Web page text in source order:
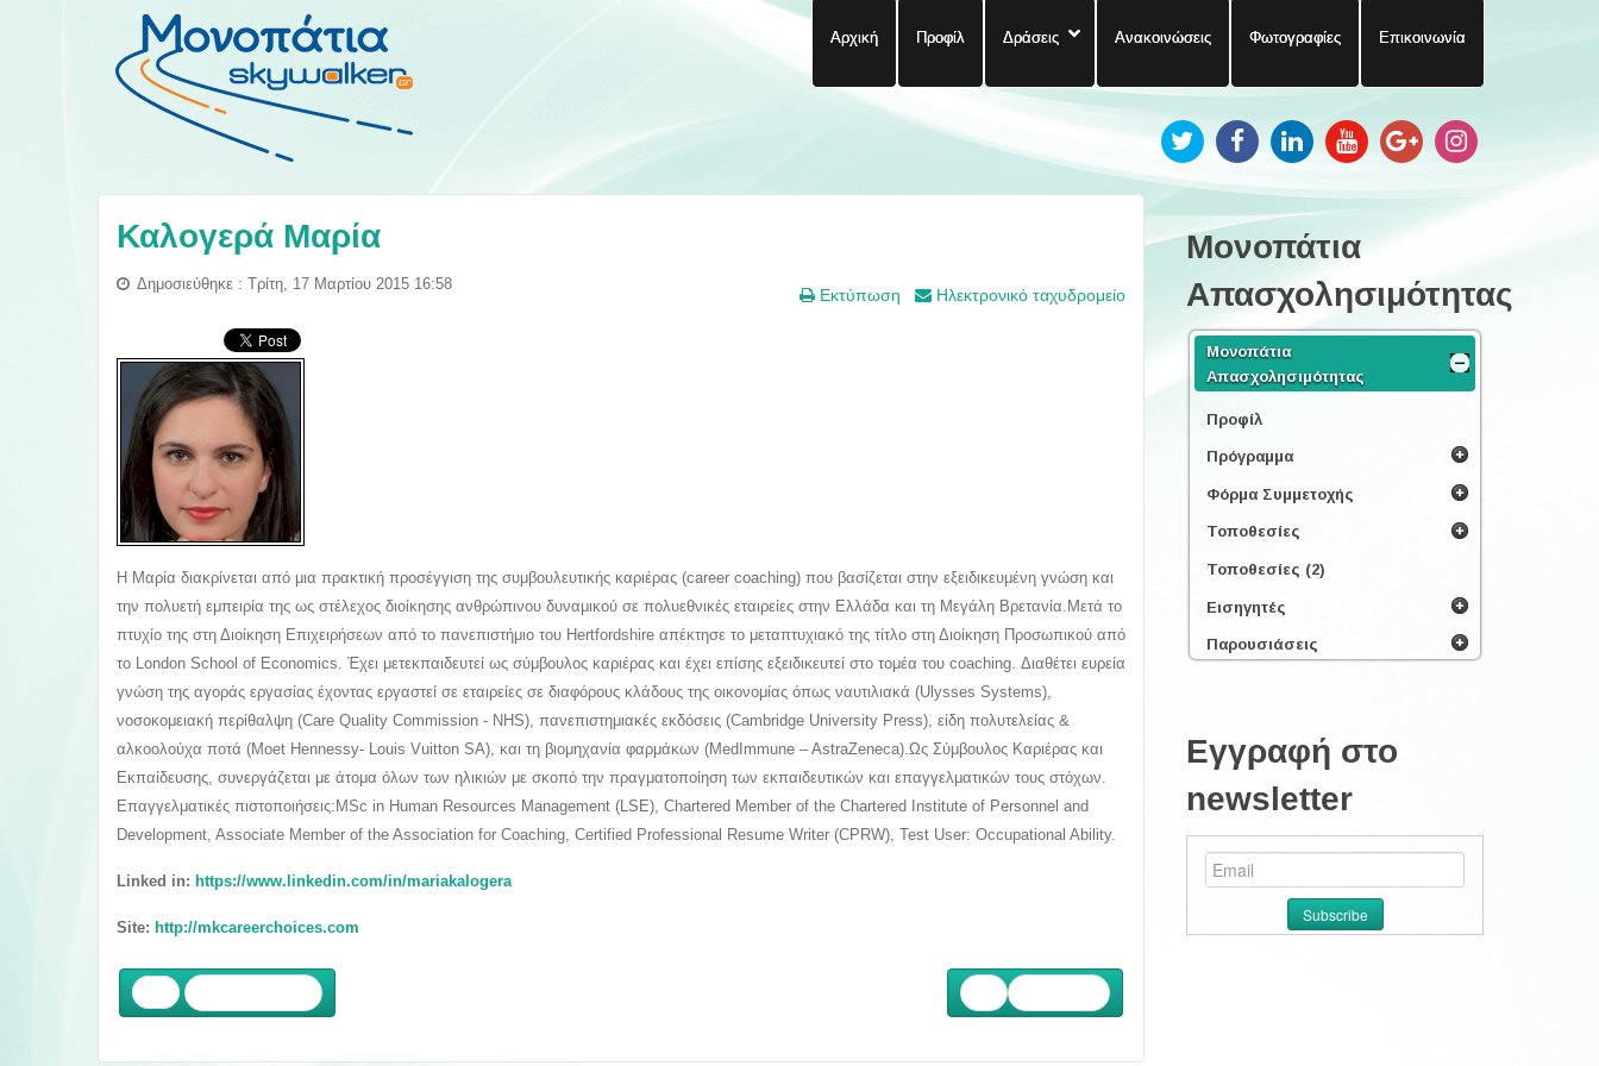
Αρχική Προφίλ Δράσεις Ανακοινώσεις Φωτογραφίες Επικοινωνία
Καλογερά Μαρία
Εκτύπωση Ηλεκτρονικό ταχυδρομείο
Δημοσιεύθηκε : Τρίτη, 17 Μαρτίου 2015 16:58
Η Μαρία διακρίνεται από μια πρακτική προσέγγιση της συμβουλευτικής καριέρας (career coaching) που βασίζεται στην εξειδικευμένη γνώση και
την πολυετή εμπειρία της ως στέλεχος διοίκησης ανθρώπινου δυναμικού σε πολυεθνικές εταιρείες στην Ελλάδα και τη Μεγάλη Βρετανία.Μετά το
πτυχίο της στη Διοίκηση Επιχειρήσεων από το πανεπιστήμιο του Hertfordshire απέκτησε το μεταπτυχιακό της τίτλο στη Διοίκηση Προσωπικού από
το London School of Economics. Έχει μετεκπαιδευτεί ως σύμβουλος καριέρας και έχει επίσης εξειδικευτεί στο τομέα του coaching. Διαθέτει ευρεία
γνώση της αγοράς εργασίας έχοντας εργαστεί σε εταιρείες σε διαφόρους κλάδους της οικονομίας όπως ναυτιλιακά (Ulysses Systems),
νοσοκομειακή περίθαλψη (Care Quality Commission - NHS), πανεπιστημιακές εκδόσεις (Cambridge University Press), είδη πολυτελείας &
αλκοολούχα ποτά (Moet Hennessy- Louis Vuitton SA), και τη βιομηχανία φαρμάκων (MedImmune – AstraZeneca).Ως Σύμβουλος Καριέρας και
Εκπαίδευσης, συνεργάζεται με άτομα όλων των ηλικιών με σκοπό την πραγματοποίηση των εκπαιδευτικών και επαγγελματικών τους στόχων.
Επαγγελματικές πιστοποιήσεις:MSc in Human Resources Management (LSE), Chartered Member of the Chartered Institute of Personnel and
Development, Associate Member of the Association for Coaching, Certified Professional Resume Writer (CPRW), Test User: Occupational Ability.
Linked in: https://www.linkedin.com/in/mariakalogera
Site: http://mkcareerchoices.com
Μονοπάτια
Απασχολησιμότητας
Μονοπάτια
Απασχολησιμότητας
Προφίλ
Πρόγραμμα
Φόρμα Συμμετοχής
Τοποθεσίες
Τοποθεσίες (2)
Εισηγητές
Παρουσιάσεις
Εγγραφή στο
newsletter